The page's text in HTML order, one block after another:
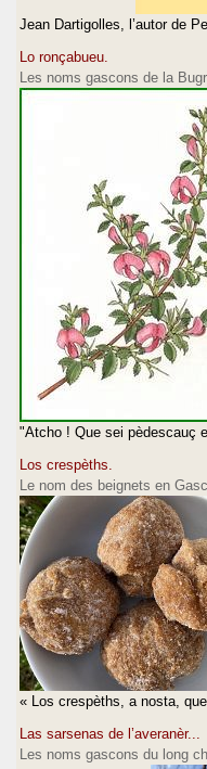
Jean Dartigolles, l’autor de
Lo ronçabueu.
Les noms gascons de la
"Atcho ! Que sei pèdescauç
Los crespèths.
Le nom des beignets en
« Los crespèths, a nosta,
Las sarsenas de l’averanèr...
Les noms gascons du long